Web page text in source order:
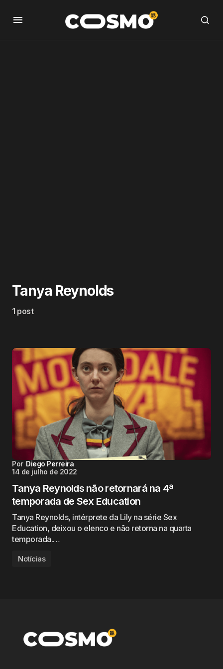
Tanya Reynolds
1 post
Por Diego Perreira
14 de julho de 2022
Tanya Reynolds não retornará na 4ª
temporada de Sex Education
Tanya Reynolds, intérprete da Lily na série Sex
Education, deixou o elenco e não retorna na quarta
temporada.…
Notícias